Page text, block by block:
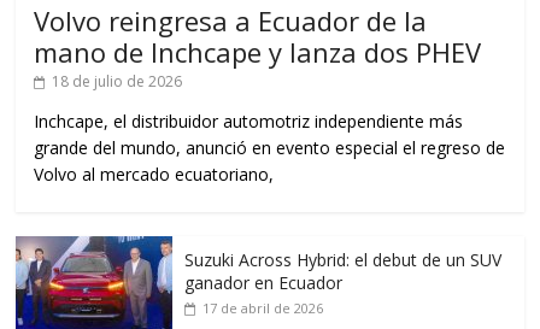
Volvo reingresa a Ecuador de la
mano de Inchcape y lanza dos PHEV
18 de julio de 2026
Inchcape, el distribuidor automotriz independiente más
grande del mundo, anunció en evento especial el regreso de
Volvo al mercado ecuatoriano,
Suzuki Across Hybrid: el debut de un SUV
ganador en Ecuador
17 de abril de 2026